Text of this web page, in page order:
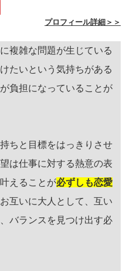
プロフィール詳細＞＞
複雑な問題が生じている
たいという気持ちがある
負担になっていることが
ちと目標をはっきりさせ
は仕事に対する熱意の表
えることが必ずしも恋愛
互いに大人として、互い
バランスを見つけ出す必